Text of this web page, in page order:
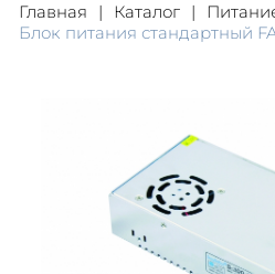
Главная Каталог
Блок питания стандартный